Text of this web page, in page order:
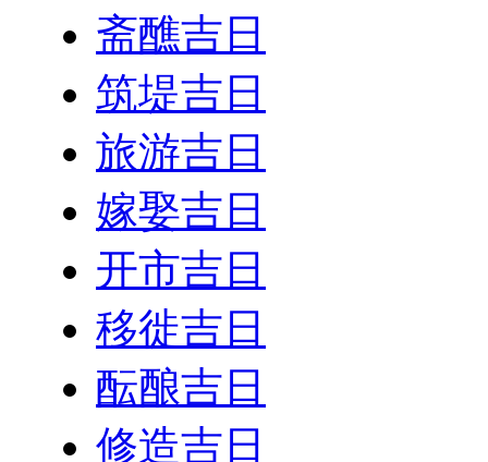
斋醮吉日
筑堤吉日
旅游吉日
嫁娶吉日
开市吉日
移徙吉日
酝酿吉日
修造吉日